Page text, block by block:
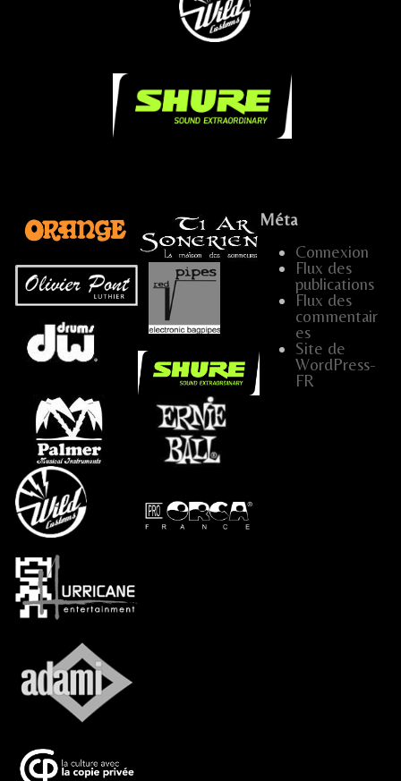
Méta
Connexion
Flux des
publications
Flux des
commentair
es
Site de
WordPress-
FR